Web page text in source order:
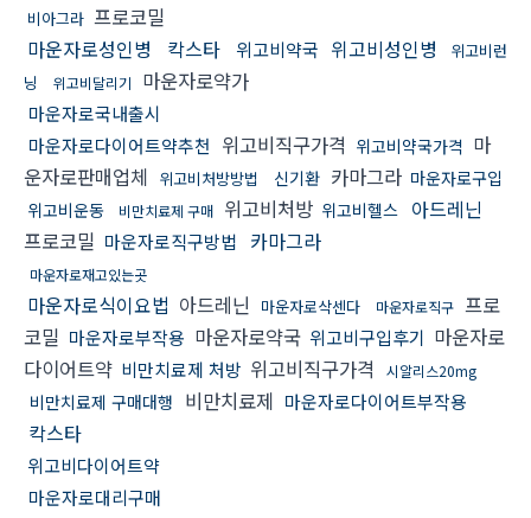
비아그라 프로코밀
마운자로성인병
칵스타 위고비약국 위고비성인병
위고비런
닝
위고비달리기 마운자로약가
마운자로국내출시
마운자로다이어트약추천 위고비직구가격 위고비약국가격 마
운자로판매업체 위고비처방방법 신기환 카마그라 마운자로구입
위고비운동
비만치료제 구매 위고비처방 위고비헬스 아드레닌
프로코밀 마운자로직구방법 카마그라
마운자로재고있는곳
마운자로식이요법 아드레닌 마운자로삭센다 마운자로직구 프로
코밀 마운자로부작용 마운자로약국 위고비구입후기 마운자로
다이어트약 비만치료제 처방 위고비직구가격 시알리스20mg
비만치료제 구매대행 비만치료제 마운자로다이어트부작용
칵스타
위고비다이어트약
마운자로대리구매